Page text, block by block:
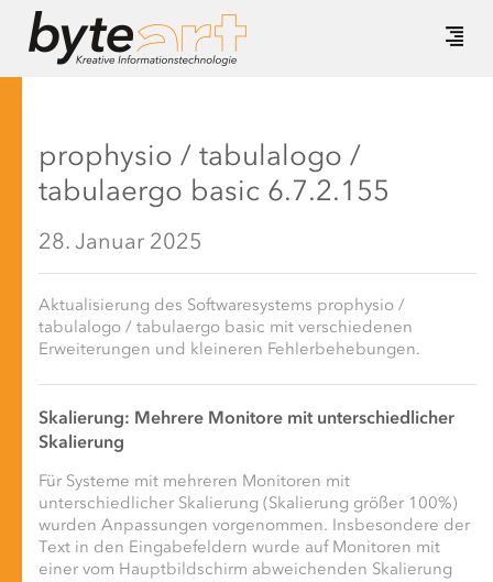
prophysio / tabulalogo /
tabulaergo basic 6.7.2.155
28. Januar 2025
Aktualisierung des Softwaresystems prophysio /
tabulalogo / tabulaergo basic mit verschiedenen
Erweiterungen und kleineren Fehlerbehebungen.
Skalierung: Mehrere Monitore mit unterschiedlicher
Skalierung
Für Systeme mit mehreren Monitoren mit
unterschiedlicher Skalierung (Skalierung größer 100%)
wurden Anpassungen vorgenommen. Insbesondere der
Text in den Eingabefeldern wurde auf Monitoren mit
einer vom Hauptbildschirm abweichenden Skalierung